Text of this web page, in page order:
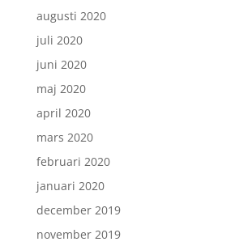
augusti 2020
juli 2020
juni 2020
maj 2020
april 2020
mars 2020
februari 2020
januari 2020
december 2019
november 2019